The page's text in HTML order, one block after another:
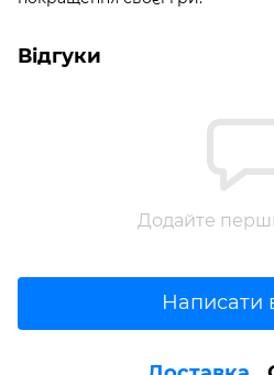
Відгуки
Додайте
Написати